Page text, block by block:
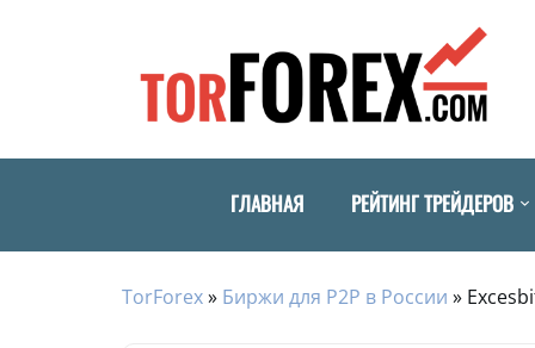
ГЛАВНАЯ РЕЙТИНГ ТРЕЙДЕРОВ
TorForex» Биржи для P2P в России »